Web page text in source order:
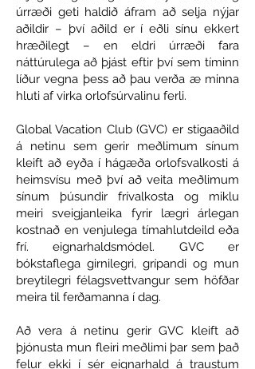
úrræði geti haldið áfram að selja nýjar
aðildir – því aðild er í eðli sínu ekkert
hræðilegt – en eldri úrræði fara
náttúrulega að þjást eftir því sem tíminn
líður vegna þess að þau verða æ minna
hluti af virka orlofsúrvalinu ferli.
Global Vacation Club (GVC) er stigaaðild
á netinu sem gerir meðlimum sínum
kleift að eyða í hágæða orlofsvalkosti á
heimsvísu með því að veita meðlimum
sínum þúsundir frívalkosta og miklu
meiri sveigjanleika fyrir lægri árlegan
kostnað en venjulega tímahlutdeild eða
frí. eignarhaldsmódel. GVC er
bókstaflega girnilegri, grípandi og mun
breytilegri félagsvettvangur sem höfðar
meira til ferðamanna í dag.
Að vera á netinu gerir GVC kleift að
þjónusta mun fleiri meðlimi þar sem það
felur ekki í sér eignarhald á traustum